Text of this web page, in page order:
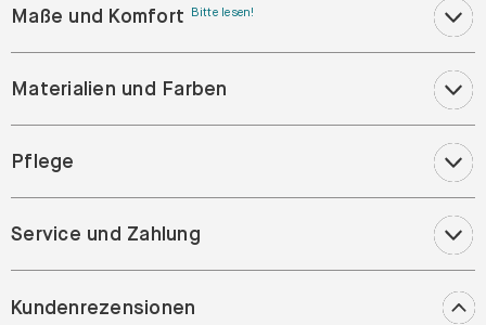
Maße und Komfort Bitte lesen!
Materialien und Farben
Pflege
Service und Zahlung
Kundenrezensionen